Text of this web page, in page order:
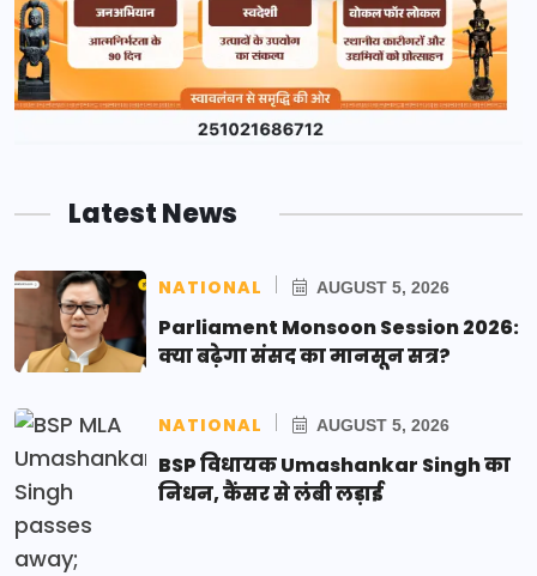
Latest News
NATIONAL AUGUST 5, 2026
Parliament Monsoon Session 2026:
क्या बढ़ेगा संसद का मानसून सत्र?
NATIONAL AUGUST 5, 2026
BSP विधायक Umashankar Singh का
निधन, कैंसर से लंबी लड़ाई